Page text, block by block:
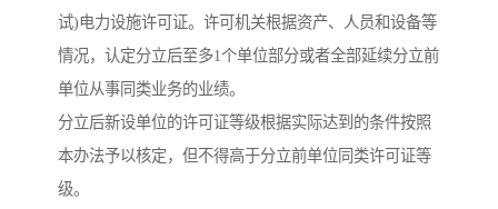
试)电力设施许可证。许可机关根据资产、人员和设备等
情况，认定分立后至多1个单位部分或者全部延续分立前
单位从事同类业务的业绩。
分立后新设单位的许可证等级根据实际达到的条件按照
本办法予以核定，但不得高于分立前单位同类许可证等
级。